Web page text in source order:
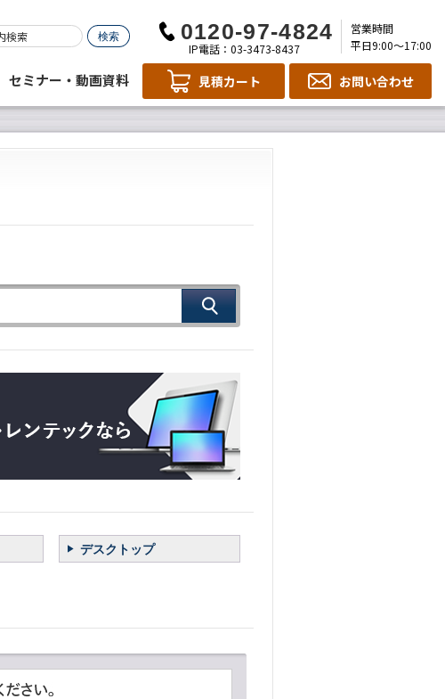
IP電話：03-3473-8437
営業時間
平日9:00～17:00
セミナー・動画資料 見積カート お問い合わせ
デスクトップ